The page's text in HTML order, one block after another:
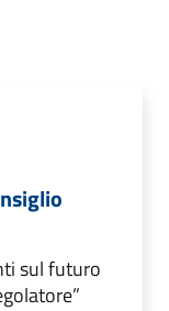
sul futuro